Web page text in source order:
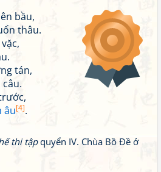
bầu,
thâu.
tán,
âu[4].
thi tậpquyển IV. Chùa Bồ Đề ở